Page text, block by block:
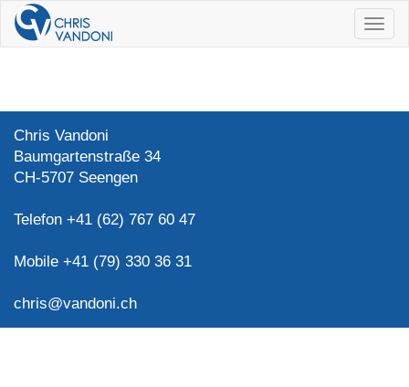
ein/
Chris Vandoni
Baumgartenstraße 34
CH-5707 Seengen
Telefon +41 (62) 767 60 47
Mobile +41 (79) 330 36 31
chris@vandoni.ch